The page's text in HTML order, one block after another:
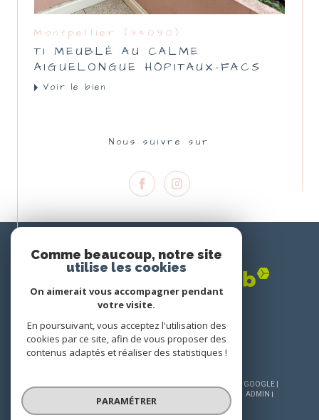
Montpellier (34090)
T1 MEUBLÉ AU CALME
AIGUELONGUE HÔPITAUX-FACS
Voir le bien
Nous suivre sur
ADHÉRONS
© 2026 | TOUS DROITS RÉSERVÉS | TRADUCTION POWERED BY GOOGLE |
MENTIONS LÉGALES
ADMIN
NOS LIENS
POLITIQUE RGPD
Comme beaucoup, notre site
utilise les cookies
On aimerait vous accompagner pendant
votre visite.
En poursuivant, vous acceptez l'utilisation des
cookies par ce site, afin de vous proposer des
contenus adaptés et réaliser des statistiques !
PARAMÉTRER